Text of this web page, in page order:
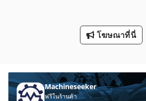
โฆษณาที่นี่
Machineseeker
ฟรีในร้านค้า